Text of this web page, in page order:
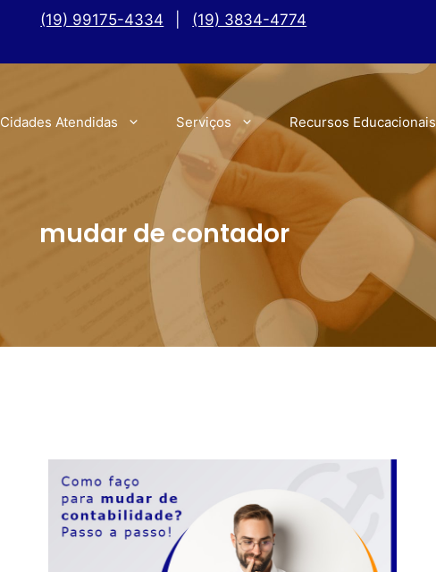
(19) 99175-4334 (19) 3834-4774
Cidades Atendidas Serviços Recursos Educacionais
mudar de contador